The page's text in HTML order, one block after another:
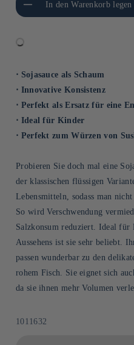
TitleIn den Warenkorb legen
⋅ Sojasauce als Schaum
⋅ Innovative Konsistenz
⋅ Perfekt als Ersatz für eine
⋅ Ideal für Kinder
⋅ Perfekt zum Würzen von
Probieren Sie doch mal eine
der klassischen flüssigen
Lebensmitteln, sodass man
So wird Verschwendung
Salzkonsum reduziert. Ideal für
Aussehens ist sie sehr beliebt.
passen wunderbar zu den
rohem Fisch. Sie eignet sich
da sie ihnen mehr Volumen
SKU:
1011632